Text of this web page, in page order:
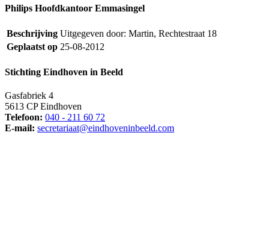
Philips Hoofdkantoor Emmasingel
Beschrijving Uitgegeven door: Martin, Rechtestraat 18
Geplaatst op 25-08-2012
Stichting Eindhoven in Beeld
Gasfabriek 4
5613 CP Eindhoven
Telefoon: 040 - 211 60 72
E-mail: secretariaat@eindhoveninbeeld.com